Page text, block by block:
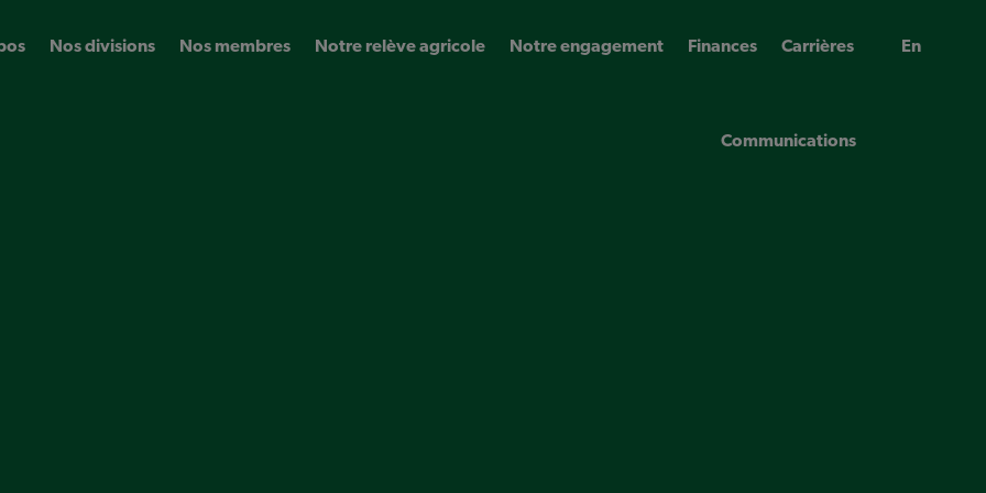
Nos divisions Nos membres Notre relève agricole Notre engagement Finances Carrières
Communications
En